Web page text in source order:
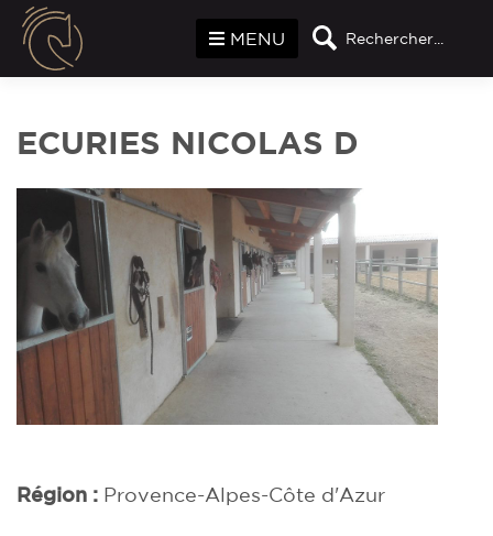
Rechercher...
MENU
ECURIES NICOLAS D
Région : Provence-Alpes-Côte d'Azur
Panneau de gestion des cookies